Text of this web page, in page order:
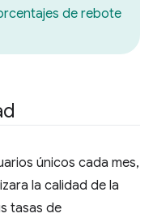
de rebote
únicos cada mes,
la calidad de la
tasas de